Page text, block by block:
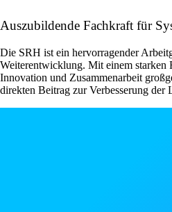
Auszubildende Fachkraft für
Die SRH ist ein hervorragender
Weiterentwicklung. Mit einem starken
Innovation und Zusammenarbeit
direkten Beitrag zur Verbesserung der